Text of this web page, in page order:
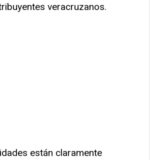
veracruzanos.
están claramente